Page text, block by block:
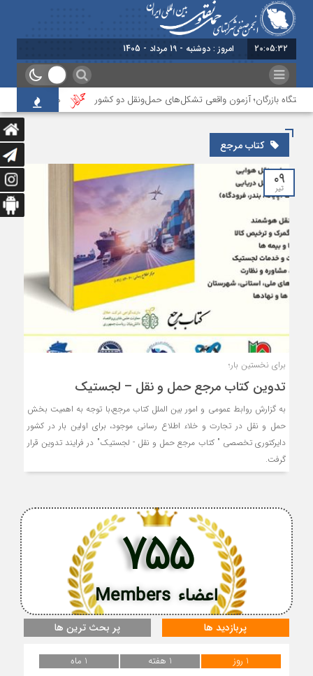
20:05:33 امروز : دوشنبه - 19 مرداد - 1405
بازرگان؛ آزمون واقعی تشکل‌‌های حمل‌ونقل دو کشور مرکز آموزش
کتاب مرجع
۰۹
تیر
برای نخستین بار؛
تدوین کتاب مرجع حمل و نقل – لجستیک
به گزارش روابط عمومی و امور بین الملل کتاب مرجع،با توجه به اهمیت بخش
حمل و نقل در تجارت و خلاء اطلاع رسانی موجود، برای اولین بار در کشور
دایرکتوری تخصصی " کتاب مرجع حمل و نقل - لجستیک" در فرایند تدوین قرار
گرفت.
اعضاء Members
755
پربازدید ها پر بحث ترین ها
1 روز 1 هفته
1 ماه